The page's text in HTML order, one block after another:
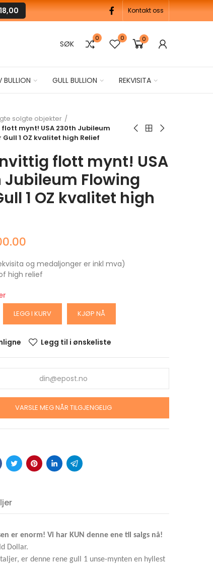
Kontakt oss
SØK
0 0 0
BULLION GULL BULLION REKVISITA
solgte objekter
mynt! USA 230th Jubileum
Gull 1 OZ kvalitet high Relief
flott mynt! USA
Jubileum Flowing
1 OZ kvalitet high
og medaljonger er inkl mva)
high relief
LEGG I KURV KJØP NÅ
Legg til i ønskeliste
VARSLE MEG NÅR TILGJENGELIG
er enorm! Vi har KUN denne ene til salgs nå!
Dollar.
er denne rene gull 1 unse-mynten en hyllest
1